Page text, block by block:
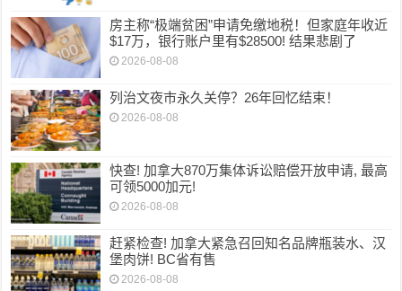
房主称“极端贫困”申请免缴地税！但家庭年收近
$17万，银行账户里有$28500! 结果悲剧了
2026-08-08
列治文夜市永久关停？26年回忆结束！
2026-08-08
快查! 加拿大870万集体诉讼赔偿开放申请, 最高
可领5000加元!
2026-08-08
赶紧检查! 加拿大紧急召回知名品牌瓶装水、汉
堡肉饼! BC省有售
2026-08-08